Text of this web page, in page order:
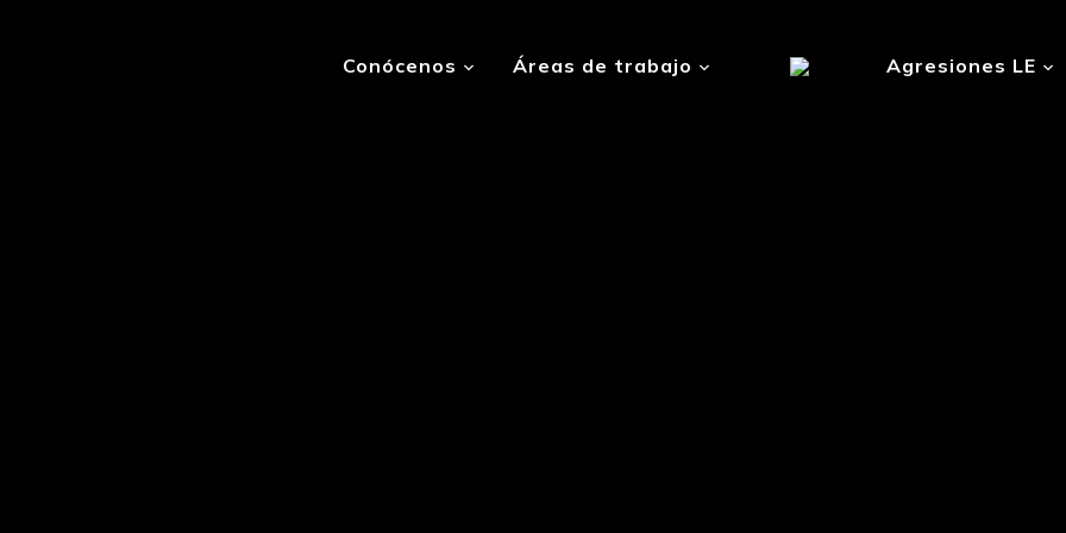
Conócenos Áreas de trabajo Agresiones LE